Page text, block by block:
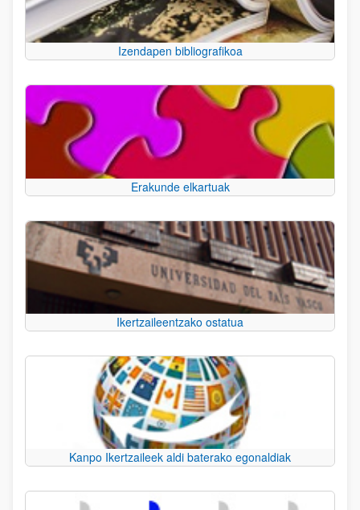
Izendapen bibliografikoa
Erakunde elkartuak
Ikertzaileentzako ostatua
Kanpo Ikertzaileek aldi baterako egonaldiak